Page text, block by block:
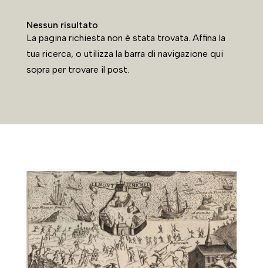
Nessun risultato
La pagina richiesta non è stata trovata. Affina la
tua ricerca, o utilizza la barra di navigazione qui
sopra per trovare il post.